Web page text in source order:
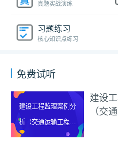
真题实战演练
习题练习
核心知识点练习
免费试听
建设工程监理案例分
析（交通运输工程）
试听视频
建设
（交